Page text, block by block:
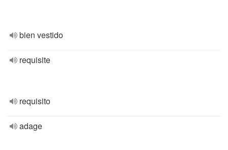
bien vestido
requisite
requisito
adage